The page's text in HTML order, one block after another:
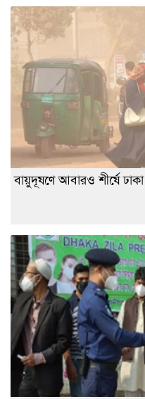
বায়ুদূষণে আবারও শীর্ষে ঢাকা